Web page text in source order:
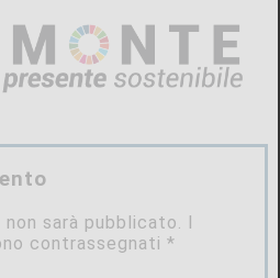
non sarà pubblicato.
contrassegnati*